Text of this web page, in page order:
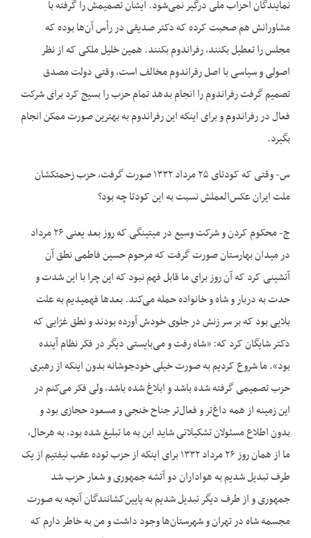
نمایندگان احزاب ملی درگیر نمی‌شود. ایشان تصمیمش را گرفته با
مشاورانش هم صحبت کرده که دکتر صدیقی در رأس آن‌ها بوده که
مجلس را تعطیل بکنند، رفراندوم بکنند. همین خلیل ملکی که از نظر
اصولی و سیاسی با اصل رفراندوم مخالف است، وقتی دولت مصدق
تصمیم گرفت رفراندوم را انجام بدهد تمام حزب را بسیج کرد برای شرکت
فعال در رفراندوم و برای اینکه این رفراندوم به بهترین صورت ممکن انجام
بگیرد.
س- وقتی که کودتای ۲۵ مرداد ۱۳۳۲ صورت گرفت، حزب زحمتکشان
ملت ایران عکس‌العملش نسبت به این کودتا چه بود؟
ج- محکوم کردن و شرکت وسیع در میتینگی که روز بعد یعنی ۲۶ مرداد
در میدان بهارستان صورت گرفت که مرحوم حسین فاطمی نطق آن
آتشینی کرد که آن روز برای ما قابل فهم نبود که این چرا با این شدت و
حدت به دربار و شاه و خانواده حمله می‌کند. بعدها فهمیدیم به علت
بلایی بود که بر سر زنش در جلوی خودش آورده بودند و نطق غرّایی که
دکتر شایگان کرد که: «شاه رفت و می‌بایستی دیگر در فکر نظام آینده
بود». ما شروع کردیم به صورت خیلی خودجوشانه بدون اینکه از رهبری
حزب تصمیمی گرفته شده باشد و ابلاغ شده باشد، ولی فکر می‌کنم در
این زمینه از همه داغ‌تر و فعال‌تر جناح خنجی و مسعود حجازی بود و
بدون اطلاع مسئولان تشکیلاتی شاید این به ما تبلیغ شده بود، به هرحال،
ما از همان روز ۲۶ مرداد ۱۳۳۲ برای اینکه از حزب توده عقب نیفتیم از یک
طرف تبدیل شدیم به هواداران دو آتشه جمهوری و شعار حزب شد
جمهوری و از طرف دیگر تبدیل شدیم به پایین‌کشانندگان آنچه به صورت
مجسمه شاه در تهران و شهرستان‌ها وجود داشت و من به خاطر دارم که